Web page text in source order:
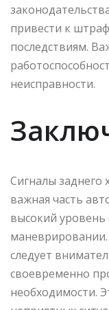
привести к
последствиям.
неисправности.
Сигналы заднего
важная часть
высокий уровень
следует
своевременно
необходимости.